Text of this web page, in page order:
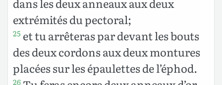
extrémités du pectoral;
25 et tu arrêteras par devant les bouts
des deux cordons aux deux montures
placées sur les épaulettes de l’éphod.
26